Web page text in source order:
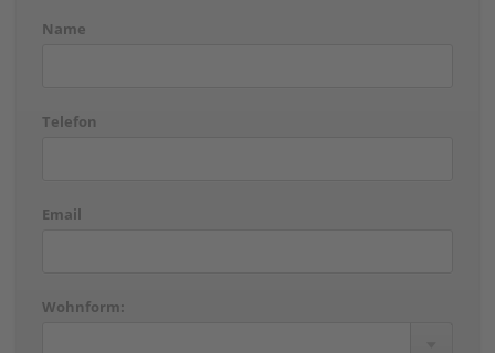
Name
Telefon
Email
Wohnform: